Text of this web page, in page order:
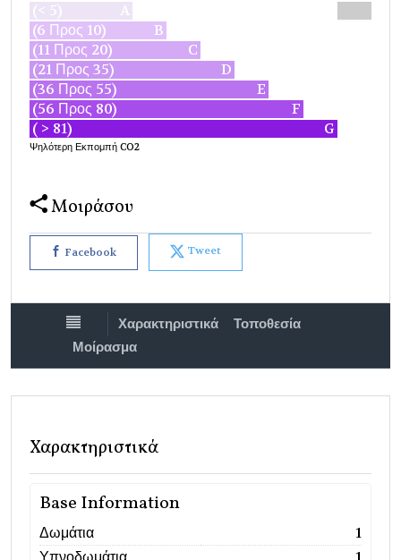
(< 5)
A
(6 Προς 10)
B
(11 Προς 20)
C
(21 Προς 35)
D
(36 Προς 55)
E
(56 Προς 80)
F
( > 81)
G
Ψηλότερη Εκπομπή CO2
Μοιράσου
Facebook Tweet
Χαρακτηριστικά
Τοποθεσία
Μοίρασμα
Χαρακτηριστικά
Base Information
Δωμάτια
1